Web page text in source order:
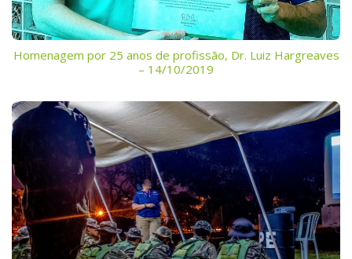
Homenagem por 25 anos de profissão, Dr. Luiz Hargreaves
– 14/10/2019